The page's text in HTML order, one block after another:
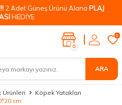
2 Adet Güneş Ürünü Alana PLAJ
HEDİYE
ARA
0
0
Ürünleri
Köpek Yatakları
cm